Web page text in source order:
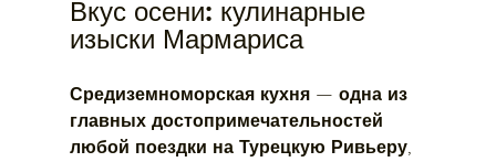
Вкус осени: кулинарные
изыски Мармариса
Средиземноморская кухня — одна из
главных достопримечательностей
любой поездки на Турецкую Ривьеру,